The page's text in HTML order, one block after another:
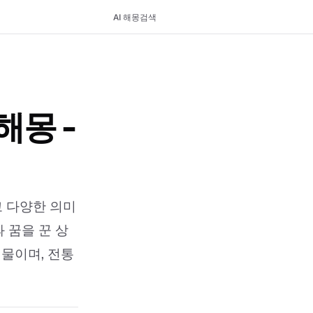
AI 해몽검색
몽 -
다양한 의미
꿈을 꾼 상
이며, 전통